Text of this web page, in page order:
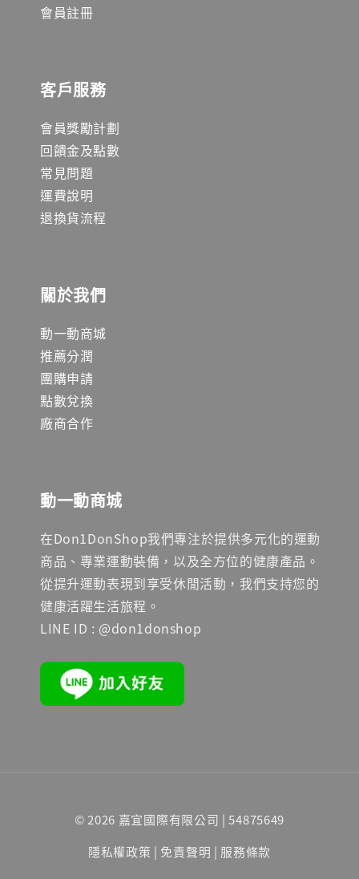
會員註冊
客戶服務
會員獎勵計劃
回饋金及點數
常見問題
運費說明
退換貨流程
關於我們
動一動商城
推薦分潤
團購申請
點數兌換
廠商合作
動一動商城
在Don1DonShop我們專注於提供多元化的運動
商品、專業運動裝備，以及全方位的健康產品。
從提升運動表現到享受休閒活動，我們支持您的
健康活躍生活旅程。
LINE ID : @don1donshop
© 2026 嘉宜國際有限公司 | 54875649
隱私權政策 | 免責聲明 | 服務條款